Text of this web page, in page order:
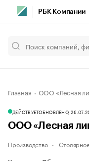
РБК Компании
Главная ООО «Лесная
ДЕЙСТВУЕТОБНОВЛЕНО,
ООО «Лесная
Производство